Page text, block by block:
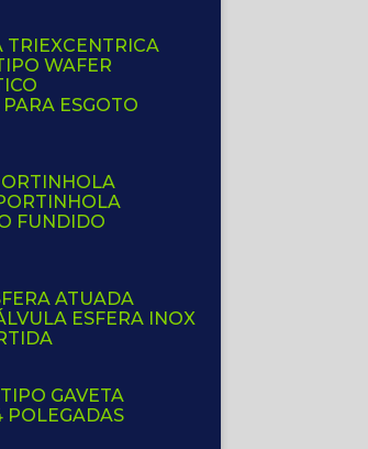
TRIEXCENTRICA
WAFER
ESGOTO
FUNDIDO
ATUADA
ESFERA INOX
TIPO GAVETA
POLEGADAS